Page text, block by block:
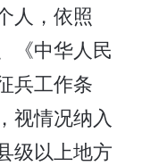
人，依照
《中华人民
兵工作条
视情况纳入
级以上地方